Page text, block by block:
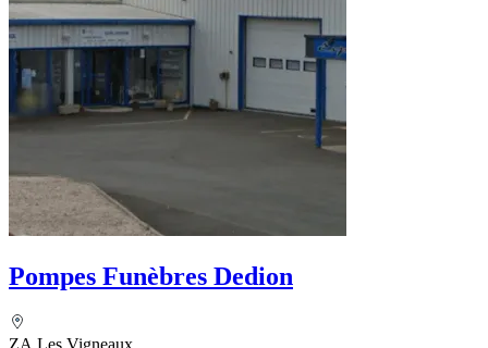
Pompes Funèbres Dedion
ZA Les Vigneaux